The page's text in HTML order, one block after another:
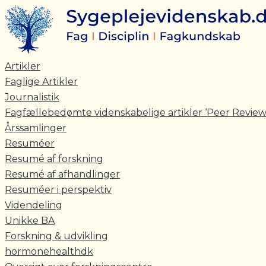
Gå
til
indholdet
Artikler
Faglige Artikler
Journalistik
Fagfællebedømte videnskabelige artikler ‘Peer
Årssamlinger
Resuméer
Resumé af forskning
Resumé af afhandlinger
Resuméer i perspektiv
Videndeling
Unikke BA
Forskning & udvikling
hormonehealthdk
Skriv
her..
Navn*
mail*